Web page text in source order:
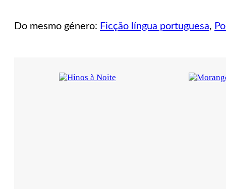
Do mesmo género: Ficção língua portuguesa,